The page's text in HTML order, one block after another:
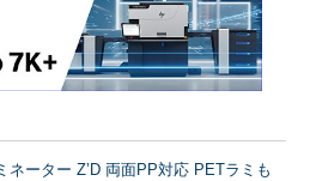
ネーター Z’D 両面PP対応 PETラミも